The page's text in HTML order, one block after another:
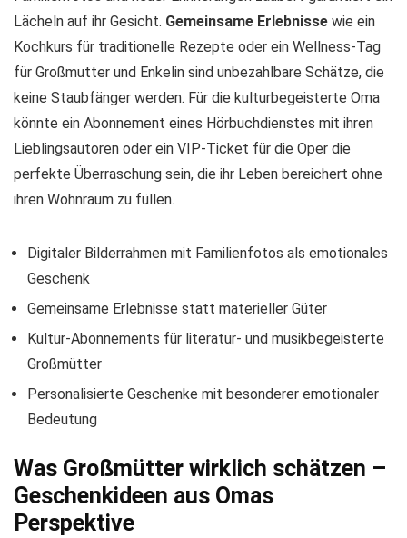
Lächeln auf ihr Gesicht. Gemeinsame Erlebnisse wie ein
Kochkurs für traditionelle Rezepte oder ein Wellness-Tag
für Großmutter und Enkelin sind unbezahlbare Schätze, die
keine Staubfänger werden. Für die kulturbegeisterte Oma
könnte ein Abonnement eines Hörbuchdienstes mit ihren
Lieblingsautoren oder ein VIP-Ticket für die Oper die
perfekte Überraschung sein, die ihr Leben bereichert ohne
ihren Wohnraum zu füllen.
Digitaler Bilderrahmen mit Familienfotos als emotionales
Geschenk
Gemeinsame Erlebnisse statt materieller Güter
Kultur-Abonnements für literatur- und musikbegeisterte
Großmütter
Personalisierte Geschenke mit besonderer emotionaler
Bedeutung
Was Großmütter wirklich schätzen –
Geschenkideen aus Omas
Perspektive